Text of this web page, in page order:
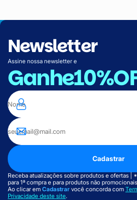
Newsletter
Assine nossa newsletter e
Ganhe
Cadastrar
Receba atualizações sobre produtos e ofertas |
para 1ª compra e para produtos não
Ao clicar em Cadastrar você concorda com
Privacidade deste site.